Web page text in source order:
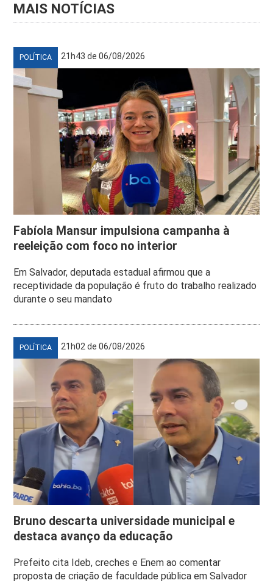
MAIS NOTÍCIAS
POLÍTICA 21h43 de 06/08/2026
Fabíola Mansur impulsiona campanha à
reeleição com foco no interior
Em Salvador, deputada estadual afirmou que a
receptividade da população é fruto do trabalho realizado
durante o seu mandato
POLÍTICA 21h02 de 06/08/2026
Bruno descarta universidade municipal e
destaca avanço da educação
Prefeito cita Ideb, creches e Enem ao comentar
proposta de criação de faculdade pública em Salvador